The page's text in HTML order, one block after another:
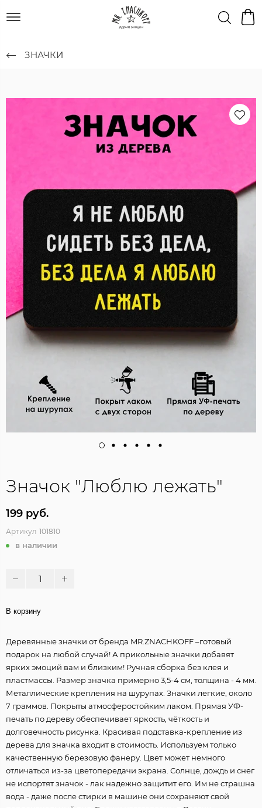
ЗНАЧКИ
Значок "Люблю лежать"
199 руб.
Артикул 101810
в наличии
В корзину
Деревянные значки от бренда MR.ZNACHKOFF –готовый
подарок на любой случай! А прикольные значки добавят
ярких эмоций вам и близким! Ручная сборка без клея и
пластмассы. Размер значка примерно 3,5-4 см, толщина - 4 мм.
Металлические крепления на шурупах. Значки легкие, около
7 граммов. Покрыты атмосферостойким лаком. Прямая УФ-
печать по дереву обеспечивает яркость, чёткость и
долговечность рисунка. Красивая подставка-крепление из
дерева для значка входит в стоимость. Используем только
качественную березовую фанеру. Цвет может немного
отличаться из-за цветопередачи экрана. Солнце, дождь и снег
не испортят значок - лак надежно защитит его. Им не страшна
вода - даже после стирки в машине они сохраняют свой